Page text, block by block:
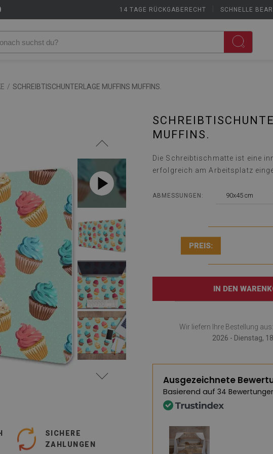
14 TAGE RÜCKGABERECHT SCHNELLE
/ SCHREIBTISCHUNTERLAGE MUFFINS MUFFINS.
SICHERE
ZAHLUNGEN
MUFFINS.
Die Schreibtischmatte ist eine
erfolgreich am Arbeitsplatz
ABMESSUNGEN: 90x45 cm
PREIS:
IN DEN
Wir liefern Ihre Bestellung aus:
2026 - Dienstag,
Ausgezeichnete
Basierend auf 34